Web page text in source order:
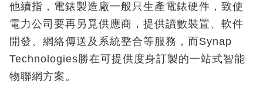
他續指，電錶製造廠一般只生產電錶硬件，致使
電力公司要再另覓供應商，提供讀數裝置、軟件
開發、網絡傳送及系統整合等服務，而Synap
Technologies勝在可提供度身訂製的一站式智能
物聯網方案。